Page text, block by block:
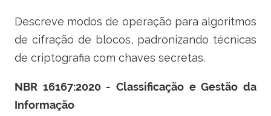
Descreve modos de operação para algoritmos
de cifração de blocos, padronizando técnicas
de criptografia com chaves secretas.
NBR 16167:2020 - Classificação e Gestão da
Informação